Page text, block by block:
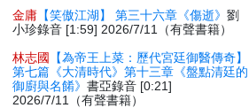
金庸 【笑傲江湖】 第三十六章《傷逝》劉
小珍錄音 [1:59] 2026/7/11（有聲書籍）
林志國
【為帝王上菜：歷代宮廷御醫傳奇】
第七篇《大清時代》第十三章《盤點清廷的
御廚與名餚》書亞錄音 [0:21]
2026/7/11（有聲書籍）